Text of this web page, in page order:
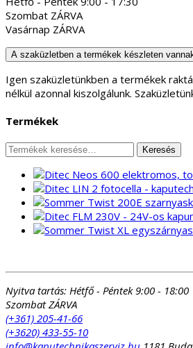
Szombat ZÁRVA
Vasárnap ZÁRVA
A szaküzletben a termékek készleten
Igen szaküzletünkben a termékek
nélkül azonnal kiszolgálunk.
Termékek
Keresés
a
következőre:
Keresés
Nyitva tartás: Hétfő - Péntek 9:00 - 18:00
Szombat ZÁRVA
(+361) 205-41-66
(+3620) 433-55-10